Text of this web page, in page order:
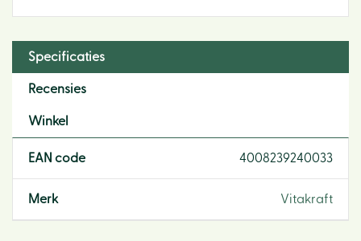
Specificaties
Recensies
Winkel
EAN code 4008239240033
Merk Vitakraft